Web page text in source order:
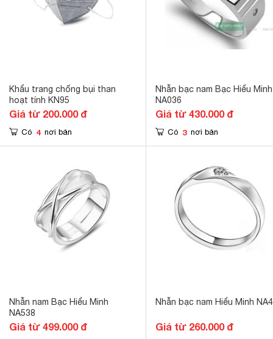
Khẩu trang chống bụi than
hoạt tính KN95
Giá từ 200.000 đ
Có 4 nơi bán
Nhẫn bạc nam Bạc Hiểu Minh
NA036
Giá từ 430.000 đ
Có 3 nơi bán
Nhẫn nam Bạc Hiểu Minh
NA538
Giá từ 499.000 đ
Nhẫn bạc nam Hiểu Minh
Giá từ 260.000 đ